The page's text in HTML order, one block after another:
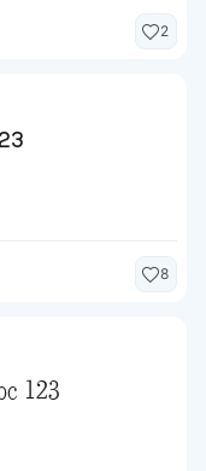
2
8
123